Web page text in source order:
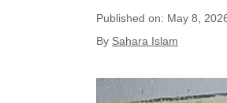
Published on: May 8,
By Sahara Islam